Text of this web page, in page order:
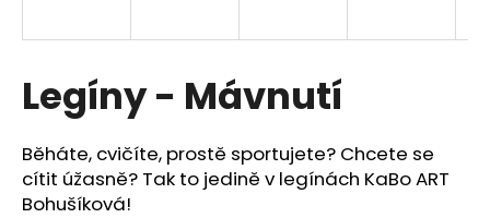
Legíny - Mávnutí
Běháte, cvičíte, prostě sportujete? Chcete se
cítit úžasně? Tak to jedině v legínách KaBo ART
Bohušíková!
í
t
?